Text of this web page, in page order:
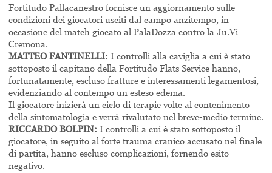
Fortitudo Pallacanestro fornisce un aggiornamento sulle
condizioni dei giocatori usciti dal campo anzitempo, in
occasione del match giocato al PalaDozza contro la Ju.Vi
Cremona.
MATTEO FANTINELLI: I controlli alla caviglia a cui è stato
sottoposto il capitano della Fortitudo Flats Service hanno,
fortunatamente, escluso fratture e interessamenti legamentosi,
evidenziando al contempo un esteso edema.
Il giocatore inizierà un ciclo di terapie volte al contenimento
della sintomatologia e verrà rivalutato nel breve-medio termine.
RICCARDO BOLPIN: I controlli a cui è stato sottoposto il
giocatore, in seguito al forte trauma cranico accusato nel finale
di partita, hanno escluso complicazioni, fornendo esito
negativo.